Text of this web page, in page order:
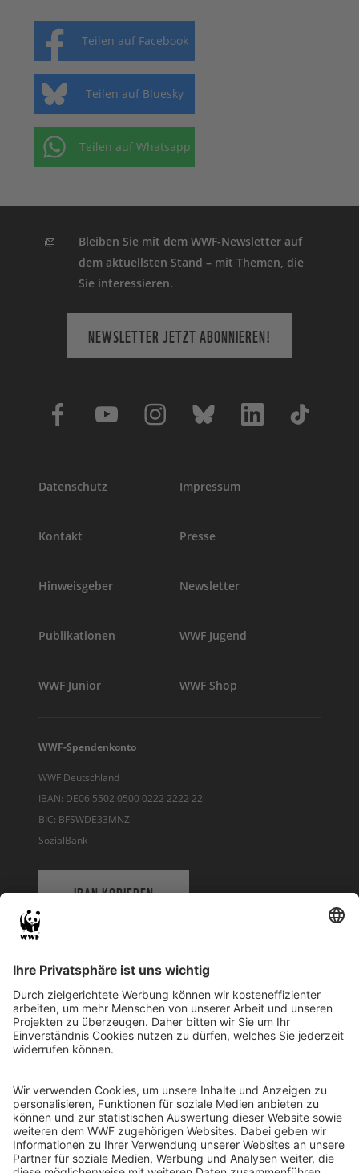
Teilen auf Facebook
Teilen auf Bluesky
Teilen auf Whatsapp
Bleiben Sie mit dem WWF-Newsletter auf
dem aktuellsten Stand – mit Themen, die
Sie interessieren.
NEWSLETTER JETZT ABONNIEREN!
Datenschutz Impressum
Kontakt Presse
Hinweisgeber Newsletter
Publikationen WWF Jugend
WWF Junior WWF Shop
WWF-Spendenkonto
WWF Deutschland
IBAN: DE06 5502 0500 0222 2222 22
BIC: BFSWDE33MNZ
SozialBank
IBAN KOPIEREN
WWF Deutschland
Reinhardtstr. 18
10117 Berlin
Ihre Spende kann steuerlich geltend gemacht werden
Registriert als Stiftung WWF Deutschland, Senatsverwaltung für
Justiz Berlin, Az: 3416/976/2